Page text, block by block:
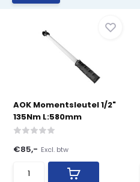
AOK Momentsleutel 1/2"
135Nm L:580mm
€85,- Excl. btw